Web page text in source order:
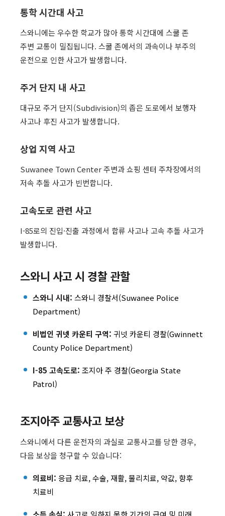
통학 시간대 사고
스와니에는 우수한 학교가 많아 통학 시간대에 스쿨 존
주변 교통이 밀집됩니다. 스쿨 존에서의 과속이나 부주의
운전으로 인한 사고가 발생합니다.
주거 단지 내 사고
대규모 주거 단지(Subdivision)의 좁은 도로에서 보행자
사고나 후진 사고가 발생합니다.
상업 지역 사고
Suwanee Town Center 주변과 쇼핑 센터 주차장에서의
저속 추돌 사고가 빈번합니다.
고속도로 관련 사고
I-85로의 진입·진출 과정에서 합류 사고나 고속 추돌 사고가
발생합니다.
스와니 사고 시 경찰 관할
스와니 시내: 스와니 경찰서(Suwanee Police
Department)
비법인 귀넷 카운티 구역: 귀넷 카운티 경찰(Gwinnett
County Police Department)
I-85 고속도로: 조지아 주 경찰(Georgia State
Patrol)
조지아주 교통사고 보상
스와니에서 다른 운전자의 과실로 교통사고를 당한 경우,
다음 보상을 청구할 수 있습니다:
의료비: 응급 치료, 수술, 재활, 물리치료, 약값, 향후
치료비